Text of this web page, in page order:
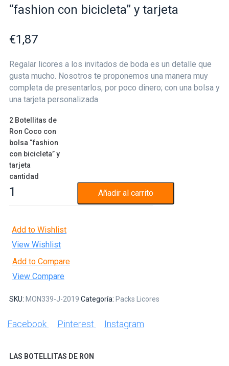
“fashion con bicicleta” y tarjeta
€1,87
Regalar licores a los invitados de boda es un detalle que
gusta mucho. Nosotros te proponemos una manera muy
completa de presentarlos, por poco dinero; con una bolsa y
una tarjeta personalizada
2 Botellitas de
Ron Coco con
bolsa “fashion
con bicicleta” y
tarjeta
cantidad
Añadir al carrito
Add to Wishlist
View Wishlist
Add to Compare
View Compare
SKU: MON339-J-2019 Categoría: Packs Licores
Facebook Pinterest Instagram
LAS BOTELLITAS DE RON